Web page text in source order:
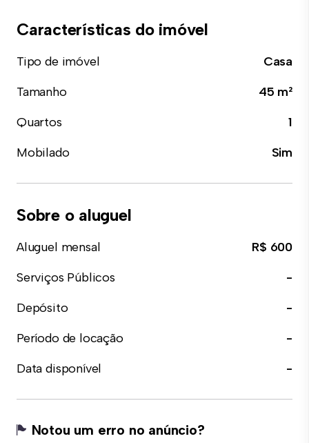
Características do imóvel
Tipo de imóvel
Casa
Tamanho
45 m²
Quartos
1
Mobilado
Sim
Sobre o aluguel
Aluguel mensal
R$ 600
Serviços Públicos
-
Depósito
-
Período de locação
-
Data disponível
-
Notou um erro no anúncio?